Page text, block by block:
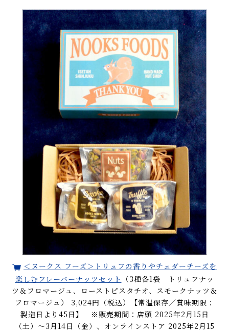
＜ヌークス フーズ＞トリュフの香りやチェダーチーズを
楽しむフレーバーナッツセット
（3種各1袋 トリュフナッ
ツ＆フロマージュ、ローストピスタチオ、スモークナッツ＆
フロマージュ） 3,024円（税込）【常温保存／賞味期限：
製造日より45日】 ※販売期間：店頭 2025年2月15日
（土）～3月14日（金）、オンラインストア 2025年2月15